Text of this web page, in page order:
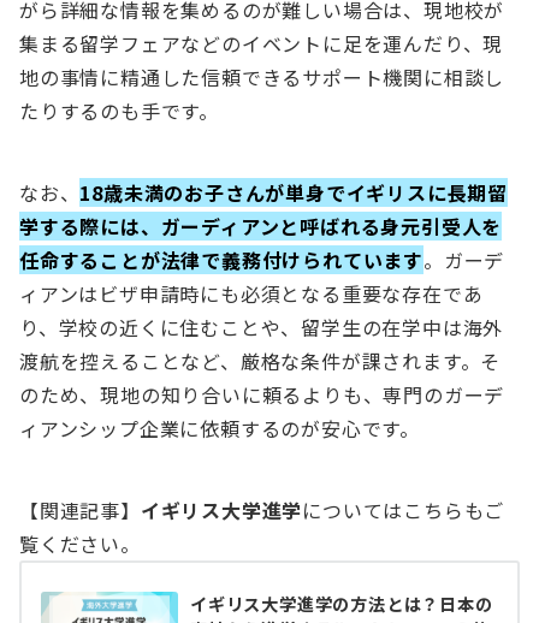
がら詳細な情報を集めるのが難しい場合は、現地校が
集まる留学フェアなどのイベントに足を運んだり、現
地の事情に精通した信頼できるサポート機関に相談し
たりするのも手です。
なお、 18歳未満のお子さんが単身でイギリスに長期留
学する際には、ガーディアンと呼ばれる身元引受人を
任命することが法律で義務付けられています。ガーデ
ィアンはビザ申請時にも必須となる重要な存在であ
り、学校の近くに住むことや、留学生の在学中は海外
渡航を控えることなど、厳格な条件が課されます。そ
のため、現地の知り合いに頼るよりも、専門のガーデ
ィアンシップ企業に依頼するのが安心です。
【関連記事】 イギリス大学進学についてはこちらもご
覧ください。
イギリス大学進学の方法とは？日本の